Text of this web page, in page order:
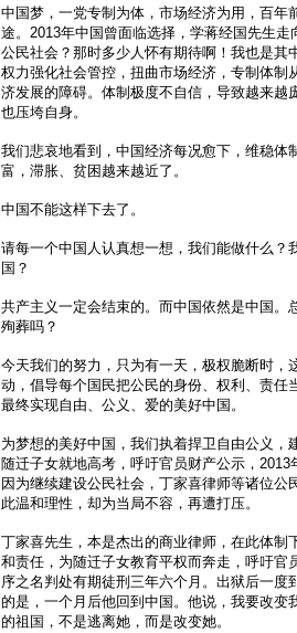
中国梦，一党专制为体，市场经济为用，百年
途。2013年中国曾面临选择，学蒋经国先生
公民社会？那时多少人怀有期待啊！我也是其
权力强化社会管控，扭曲市场经济，专制体制
济发展的障碍。体制极度不自信，导致越来越
也压垮自身。
我们悲哀地看到，中国经济每况愈下，维稳体
富，滞胀、贫困越来越近了。
中国不能这样下去了。
请每一个中国人认真想一想，我们能做什么？
国？
共产主义一定会结束的。而中国依然是中国。
殉葬吗？
今天我们的努力，只为有一天，极权脆断时，
动，倡导每个国民把公民的身份、权利、责任
最终实现自由、公义、爱的美好中国。
为梦想的美好中国，我们执着捍卫自由公义，
随迁子女就地高考，呼吁官员财产公示，
因为继续建设公民社会，丁家喜律师等诸位公
此温和理性，却为当局不容，再遭打压。
丁家喜先生，本是杰出的商业律师，在此体制
和责任，为随迁子女教育平权而奔走，呼吁官
序之名判处有期徒刑三年六个月。出狱后一度
的是，一个月后他回到中国。他说，我要改变
的祖国，不是逃离她，而是改变她。